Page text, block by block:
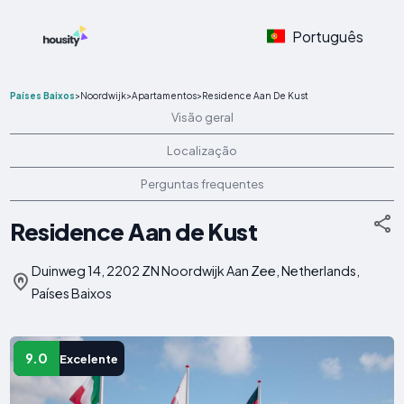
Português
Países Baixos>Noordwijk>Apartamentos>Residence Aan De Kust
Visão geral
Localização
Perguntas frequentes
Residence Aan de Kust
Duinweg 14, 2202 ZN Noordwijk Aan Zee, Netherlands,
Países Baixos
9.0 Excelente